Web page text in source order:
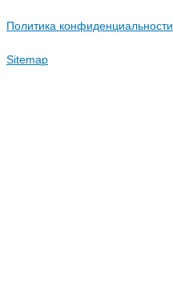
Политика конфиденциальности
Sitemap